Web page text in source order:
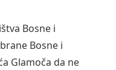
Bosne i
Bosne i
Glamoča da ne